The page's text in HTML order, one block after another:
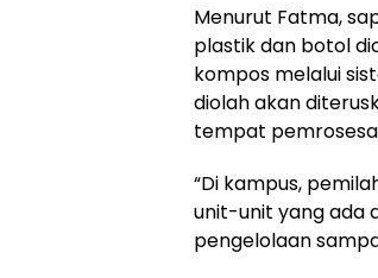
Menurut Fatma,
plastik dan botol
kompos melalui
diolah akan
tempat
“Di kampus,
unit-unit yang ada
pengelolaan